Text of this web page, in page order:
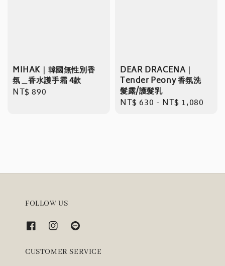
MIHAK｜韓國無性別香
氛＿香水護手霜 4款
Regular
NT$ 890
DEAR DRACENA｜
Tender Peony 香氛洗
髮露/護髮乳
Regular
NT$ 630 - NT$ 1,080
FOLLOW US
CUSTOMER SERVICE